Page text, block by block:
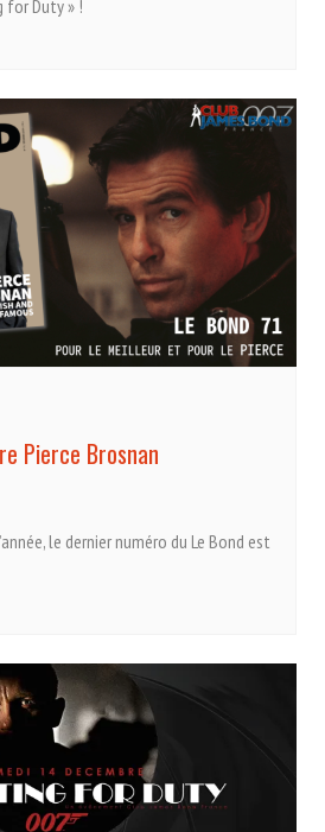
for Duty » !
Pierce Brosnan
le dernier numéro du Le Bond est